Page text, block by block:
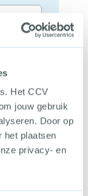
Het CCV
jouw gebruik
Door op
het plaatsen
privacy- en